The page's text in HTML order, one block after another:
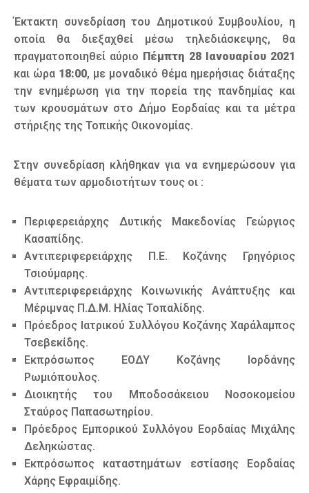
Έκτακτη συνεδρίαση του Δημοτικού Συμβουλίου, η
οποία θα διεξαχθεί μέσω τηλεδιάσκεψης, θα
πραγματοποιηθεί αύριο Πέμπτη 28 Ιανουαρίου 2021
και ώρα 18:00, με μοναδικό θέμα ημερήσιας διάταξης
την ενημέρωση για την πορεία της πανδημίας και
των κρουσμάτων στο Δήμο Εορδαίας και τα μέτρα
στήριξης της Τοπικής Οικονομίας.
Στην συνεδρίαση κλήθηκαν για να ενημερώσουν για
θέματα των αρμοδιοτήτων τους οι :
Περιφερειάρχης Δυτικής Μακεδονίας Γεώργιος
Κασαπίδης.
Αντιπεριφερειάρχης Π.Ε. Κοζάνης Γρηγόριος
Τσιούμαρης.
Αντιπεριφερειάρχης Κοινωνικής Ανάπτυξης και
Μέριμνας Π.Δ.Μ. Ηλίας Τοπαλίδης.
Πρόεδρος Ιατρικού Συλλόγου Κοζάνης Χαράλαμπος
Τσεβεκίδης.
Εκπρόσωπος ΕΟΔΥ Κοζάνης Ιορδάνης
Ρωμιόπουλος.
Διοικητής του Μποδοσάκειου Νοσοκομείου
Σταύρος Παπασωτηρίου.
Πρόεδρος Εμπορικού Συλλόγου Εορδαίας Μιχάλης
Δεληκώστας.
Εκπρόσωπος καταστημάτων εστίασης Εορδαίας
Χάρης Εφραιμίδης.